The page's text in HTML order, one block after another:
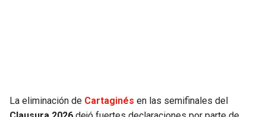
PACKERS
TIMBERWOLVES
La eliminación de Cartaginés en las semifinales del